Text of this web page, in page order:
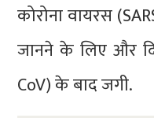
कोरोना वायरस
जानने के लिए और
CoV) के बाद जगी.